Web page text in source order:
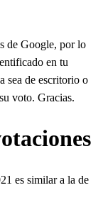
de Google, por lo
en tu
sea de escritorio o
voto. Gracias.
es similar a la de